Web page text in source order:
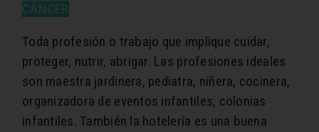
CÁNCER
Toda profesión o trabajo que implique cuidar,
proteger, nutrir, abrigar. Las profesiones ideales
son maestra jardinera, pediatra, niñera, cocinera,
organizadora de eventos infantiles, colonias
infantiles. También la hotelería es una buena